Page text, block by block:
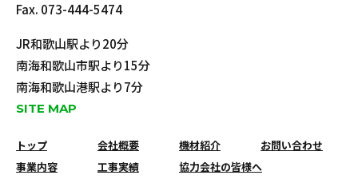
Fax. 073-444-5474
JR和歌山駅より20分
南海和歌山市駅より15分
南海和歌山港駅より7分
SITE MAP
トップ 会社概要 機材紹介
お問い合わせ
事業内容
工事実績
協力会社の皆様へ